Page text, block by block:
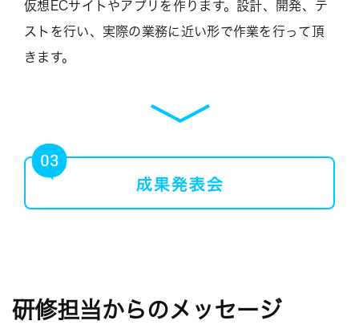
仮想ECサイトやアプリを作ります。設計、開発、テ
ストを行い、実際の業務に近い形で作業を行って頂
きます。
研修担当からのメッセージ